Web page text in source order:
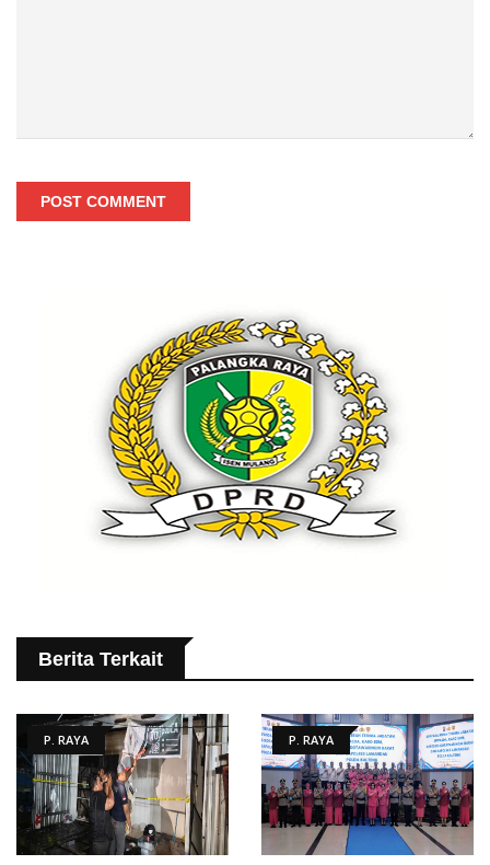
POST COMMENT
Berita Terkait
P. RAYA P. RAYA